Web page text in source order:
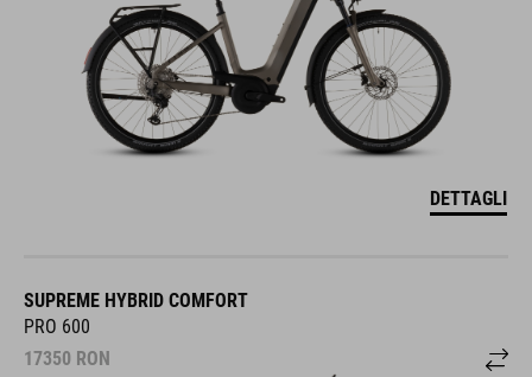
DETTAGLI
SUPREME HYBRID COMFORT
PRO 600
17350 RON